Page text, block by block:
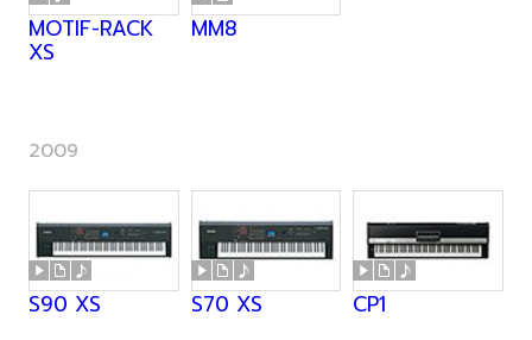
MOTIF-RACK
XS
MM8
2009
S90 XS S70 XS CP1